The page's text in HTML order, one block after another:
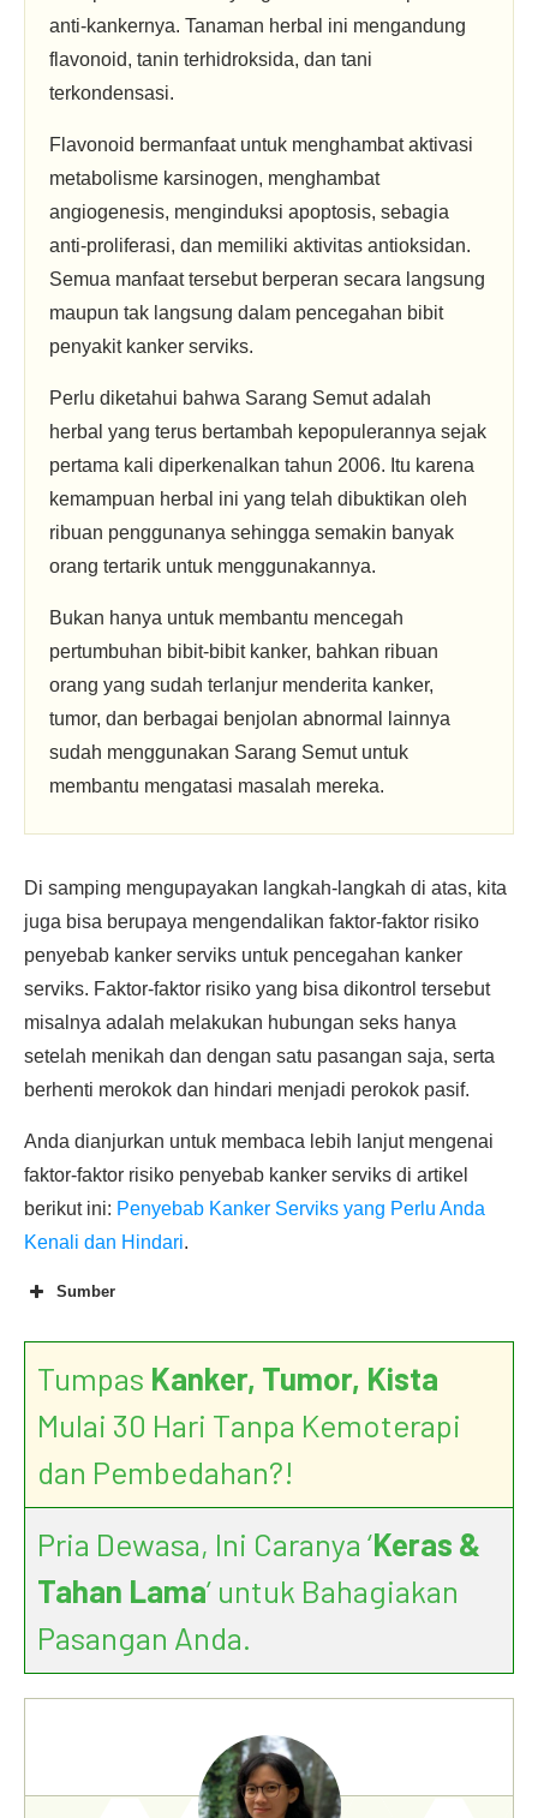
anti-kankernya. Tanaman herbal ini mengandung
flavonoid, tanin terhidroksida, dan tani
terkondensasi.
Flavonoid bermanfaat untuk menghambat aktivasi
metabolisme karsinogen, menghambat
angiogenesis, menginduksi apoptosis, sebagia
anti-proliferasi, dan memiliki aktivitas antioksidan.
Semua manfaat tersebut berperan secara langsung
maupun tak langsung dalam pencegahan bibit
penyakit kanker serviks.
Perlu diketahui bahwa Sarang Semut adalah
herbal yang terus bertambah kepopulerannya sejak
pertama kali diperkenalkan tahun 2006. Itu karena
kemampuan herbal ini yang telah dibuktikan oleh
ribuan penggunanya sehingga semakin banyak
orang tertarik untuk menggunakannya.
Bukan hanya untuk membantu mencegah
pertumbuhan bibit-bibit kanker, bahkan ribuan
orang yang sudah terlanjur menderita kanker,
tumor, dan berbagai benjolan abnormal lainnya
sudah menggunakan Sarang Semut untuk
membantu mengatasi masalah mereka.
Di samping mengupayakan langkah-langkah di atas, kita
juga bisa berupaya mengendalikan faktor-faktor risiko
penyebab kanker serviks untuk pencegahan kanker
serviks. Faktor-faktor risiko yang bisa dikontrol tersebut
misalnya adalah melakukan hubungan seks hanya
setelah menikah dan dengan satu pasangan saja, serta
berhenti merokok dan hindari menjadi perokok pasif.
Anda dianjurkan untuk membaca lebih lanjut mengenai
faktor-faktor risiko penyebab kanker serviks di artikel
berikut ini: Penyebab Kanker Serviks yang Perlu Anda
Kenali dan Hindari.
Sumber
Tumpas Kanker, Tumor, Kista
Mulai 30 Hari Tanpa Kemoterapi
dan Pembedahan?!
Pria Dewasa, Ini Caranya ‘Keras &
Tahan Lama’ untuk Bahagiakan
Pasangan Anda.